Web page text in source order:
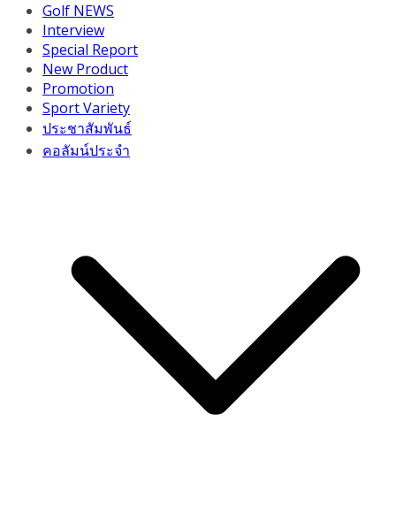
Golf NEWS
Interview
Special Report
New Product
Promotion
Sport Variety
ประชาสัมพันธ์
คอลัมน์ประจำ